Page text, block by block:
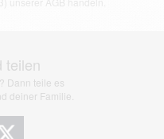
teilen
Dann teile es
deiner Familie.